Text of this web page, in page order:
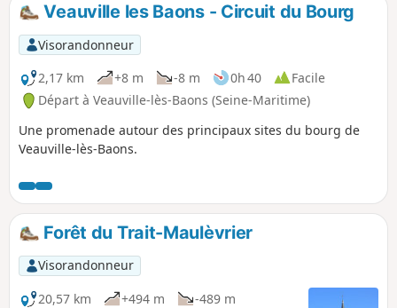
Veauville les Baons - Circuit du Bourg
Visorandonneur
2,17 km
+8 m -8 m 0h 40
Facile
Départ à Veauville-lès-Baons (Seine-Maritime)
Une promenade autour des principaux sites du bourg de
Veauville-lès-Baons.
Forêt du Trait-Maulèvrier
Visorandonneur
20,57 km
+494 m
-489 m